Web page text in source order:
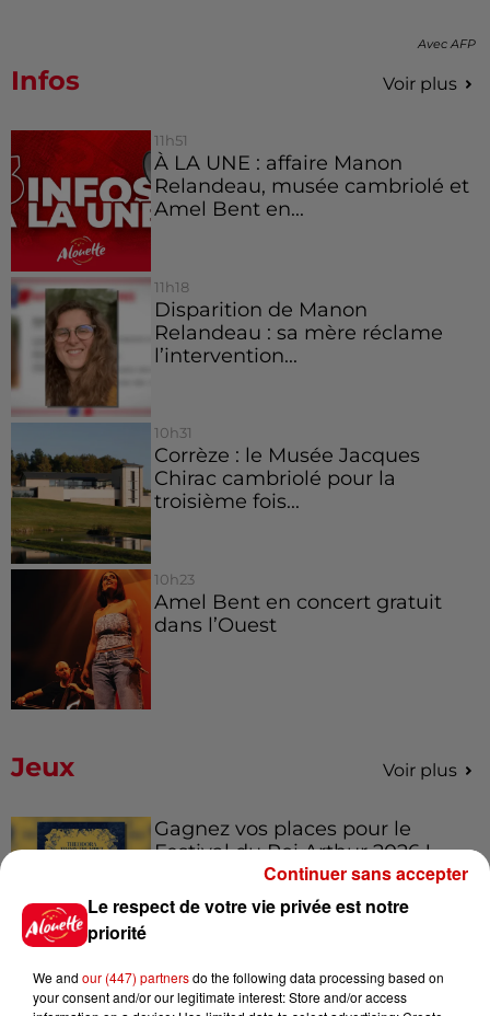
Avec AFP
Infos Voir plus
11h51
À LA UNE : affaire Manon
Relandeau, musée cambriolé et
Amel Bent en...
11h18
Disparition de Manon
Relandeau : sa mère réclame
l’intervention...
10h31
Corrèze : le Musée Jacques
Chirac cambriolé pour la
troisième fois...
10h23
Amel Bent en concert gratuit
dans l’Ouest
Jeux Voir plus
Gagnez vos places pour le
Festival du Roi Arthur 2026 !
Gagnez vos entrées pour le
Musée du Sport Automobile au
Le respect de votre vie privée est notre
priorité
We and our (447) partnersdo the following data processing based on
your consent and/or our legitimate interest: Store and/or access
Continuer sans accepter